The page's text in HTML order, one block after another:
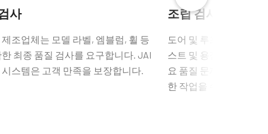
사
조업체는 모델 라벨, 엠블럼, 휠 등
최종 품질 검사를 요구합니다. JAI
스템은 고객 만족을 보장합니다.
조립 검사
도어 및 루프 조립 간격
스트 및 용접 제어는 자
요 품질 문제입니다.
한 작업을 수행할 수 있